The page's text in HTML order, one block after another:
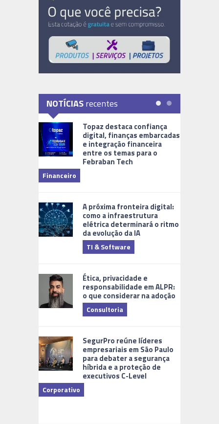
NOTÍCIASrecentes
Topaz destaca confiança
digital, finanças embarcadas
e integração financeira
entre os temas para o
Febraban Tech
Financeiro
A próxima fronteira digital:
como a infraestrutura
elétrica determinará o ritmo
da evolução da IA
TI & Software
Ética, privacidade e
responsabilidade em ALPR:
o que considerar na adoção
Consultoria
SegurPro reúne líderes
empresariais em São Paulo
para debater a segurança
híbrida e a proteção de
executivos C-Level
Corporativo